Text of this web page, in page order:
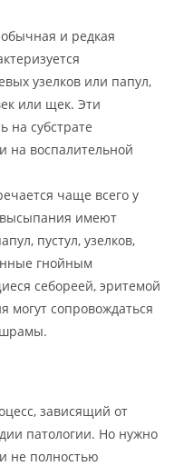
и редкая
узелков или папул,
или щек. Эти
на субстрате
на воспалительной
чаще всего у
имеют
пустул, узелков,
гнойным
себореей, эритемой
могут сопровождаться
шрамы.
зависящий от
патологии. Но нужно
не полностью